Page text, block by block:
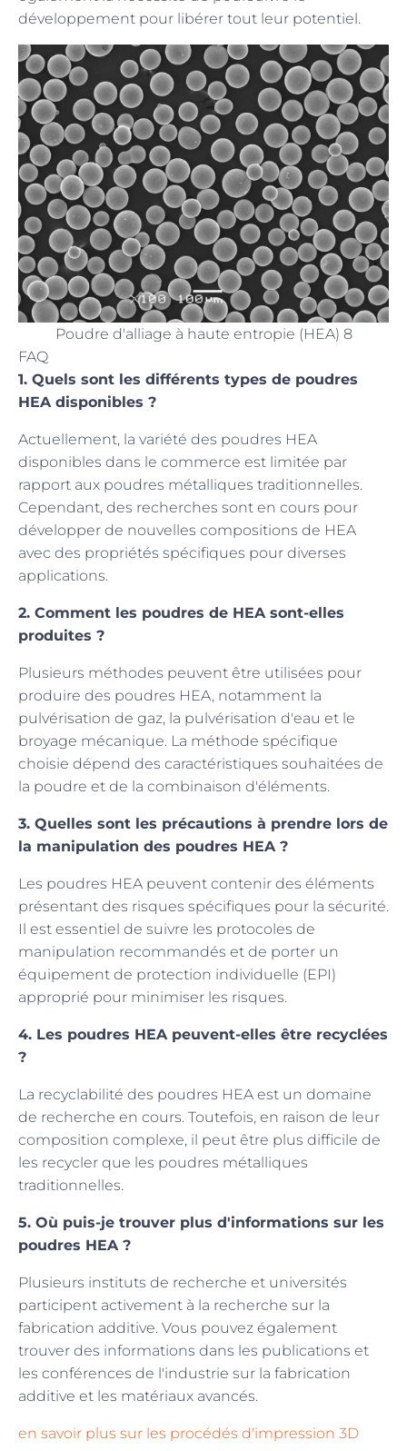
développement pour libérer tout leur potentiel.
Poudre d'alliage à haute entropie (HEA) 8
FAQ
1. Quels sont les différents types de poudres
HEA disponibles ?
Actuellement, la variété des poudres HEA
disponibles dans le commerce est limitée par
rapport aux poudres métalliques traditionnelles.
Cependant, des recherches sont en cours pour
développer de nouvelles compositions de HEA
avec des propriétés spécifiques pour diverses
applications.
2. Comment les poudres de HEA sont-elles
produites ?
Plusieurs méthodes peuvent être utilisées pour
produire des poudres HEA, notamment la
pulvérisation de gaz, la pulvérisation d'eau et le
broyage mécanique. La méthode spécifique
choisie dépend des caractéristiques souhaitées de
la poudre et de la combinaison d'éléments.
3. Quelles sont les précautions à prendre lors de
la manipulation des poudres HEA ?
Les poudres HEA peuvent contenir des éléments
présentant des risques spécifiques pour la sécurité.
Il est essentiel de suivre les protocoles de
manipulation recommandés et de porter un
équipement de protection individuelle (EPI)
approprié pour minimiser les risques.
4. Les poudres HEA peuvent-elles être recyclées
?
La recyclabilité des poudres HEA est un domaine
de recherche en cours. Toutefois, en raison de leur
composition complexe, il peut être plus difficile de
les recycler que les poudres métalliques
traditionnelles.
5. Où puis-je trouver plus d'informations sur les
poudres HEA ?
Plusieurs instituts de recherche et universités
participent activement à la recherche sur la
fabrication additive. Vous pouvez également
trouver des informations dans les publications et
les conférences de l'industrie sur la fabrication
additive et les matériaux avancés.
en savoir plus sur les procédés d'impression 3D